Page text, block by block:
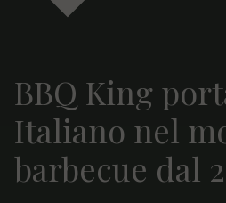
BBQ King
Italiano nel
barbecue dal